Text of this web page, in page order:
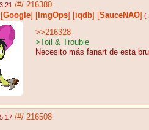
/#/ 216380
[Google] [ ImgOps] [iqdb] [SauceNAO] (
>>216328
>Toil & Trouble
Necesito más fanart de esta
/#/ 216508